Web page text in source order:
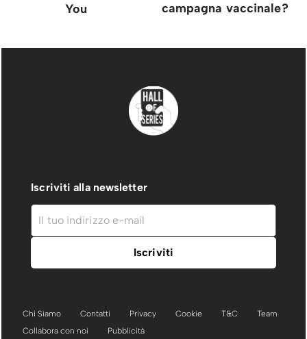
You
campagna vaccinale?
Iscriviti alla newsletter
Chi Siamo Contatti Privacy Cookie T&C
Team
Collabora con noi
Pubblicità